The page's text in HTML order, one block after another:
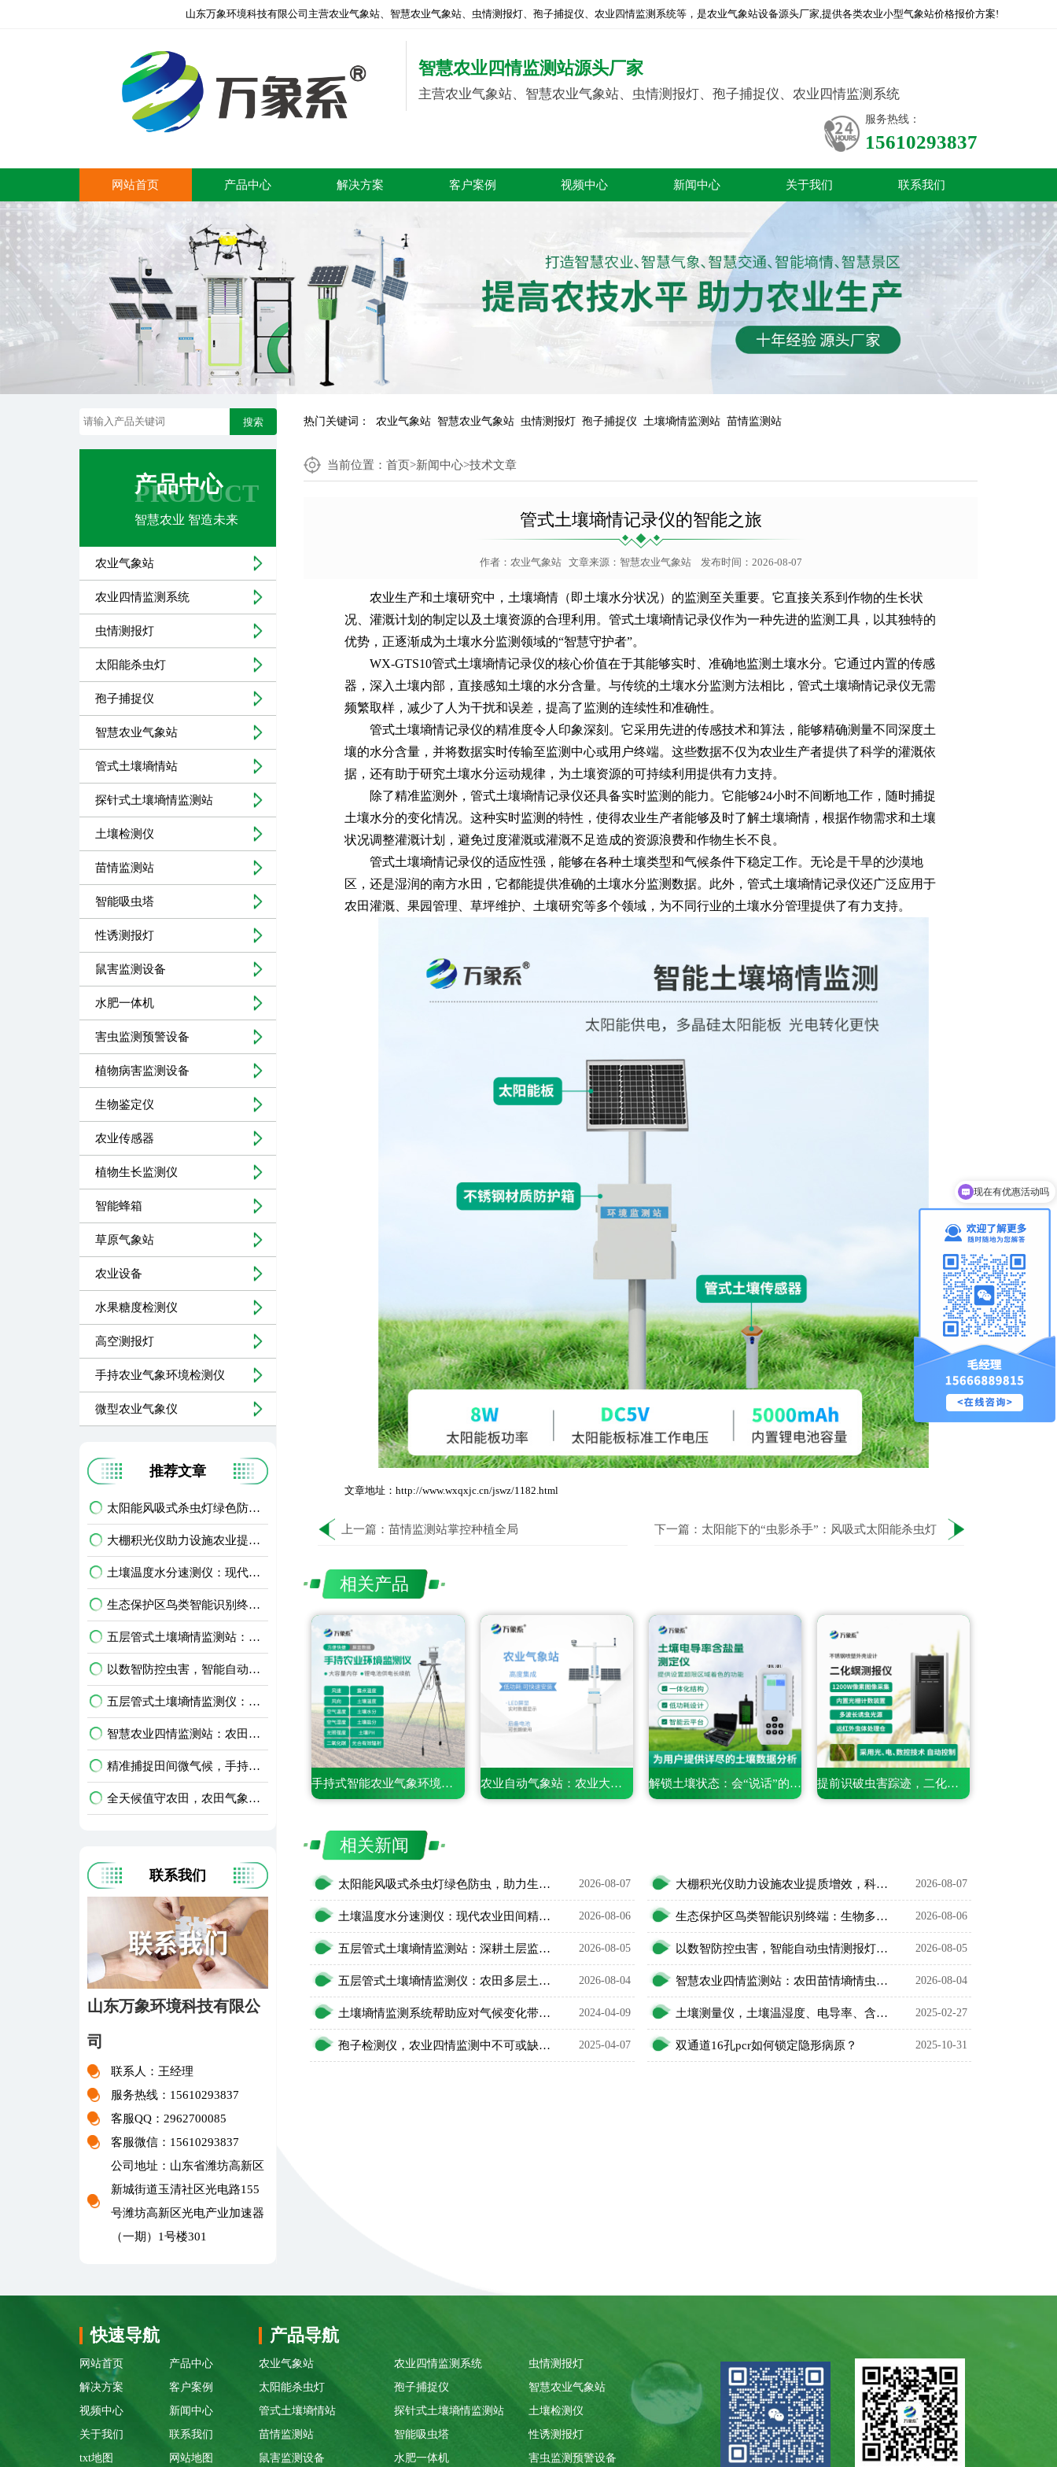
山东万象环境科技有限公司主营农业气象站、智慧农业气象站、虫情测报灯、孢子捕捉仪、农业四情监测系统等，是农业气象站设备源头厂家,提供各类农业小型气象站价格报价方案!
智慧农业四情监测站源头厂家
主营农业气象站、智慧农业气象站、虫情测报灯、孢子捕捉仪、农业四情监测系统
服务热线：
15610293837
网站首页 产品中心 解决方案 客户案例 视频中心 新闻中心 关于我们 联系我们
搜索 热门关键词： 农业气象站 智慧农业气象站 虫情测报灯 孢子捕捉仪 土壤墒情监测站 苗情监测站
产品中心
PRODUCT
智慧农业 智造未来
农业气象站
农业四情监测系统
虫情测报灯
太阳能杀虫灯
孢子捕捉仪
智慧农业气象站
管式土壤墒情站
探针式土壤墒情监测站
土壤检测仪
苗情监测站
智能吸虫塔
性诱测报灯
鼠害监测设备
水肥一体机
害虫监测预警设备
植物病害监测设备
生物鉴定仪
农业传感器
植物生长监测仪
智能蜂箱
草原气象站
农业设备
水果糖度检测仪
高空测报灯
手持农业气象环境检测仪
微型农业气象仪
推荐文章
太阳能风吸式杀虫灯绿色防虫，助力生态农业无公害种植
大棚积光仪助力设施农业提质增效，科学把控作物光照环境
土壤温度水分速测仪：现代农业田间精细化管护智能利器
生态保护区鸟类智能识别终端：生物多样性保护智能监测设备
五层管式土壤墒情监测站：深耕土层监测，看透土壤水情
以数智防控虫害，智能自动虫情测报灯精准预判农林虫情
五层管式土壤墒情监测仪：农田多层土壤水分智能监测设备
智慧农业四情监测站：农田苗情墒情虫情灾情一体化监测设备
精准捕捉田间微气候，手持式农业气象环境检测仪护好庄稼
全天候值守农田，农田气象环境监测站升级智慧农业
联系我们
山东万象环境科技有限公
司
联系人：王经理
服务热线：15610293837
客服QQ：2962700085
客服微信：15610293837
公司地址：山东省潍坊高新区
新城街道玉清社区光电路155
号潍坊高新区光电产业加速器
（一期）1号楼301
当前位置：首页>新闻中心>技术文章
管式土壤墒情记录仪的智能之旅
作者： 农业气象站文章来源： 智慧农业气象站发布时间：2026-08-07
农业生产和土壤研究中，土壤墒情（即土壤水分状况）的监测至关重要。它直接关系到作物的生长状
况、灌溉计划的制定以及土壤资源的合理利用。管式土壤墒情记录仪作为一种先进的监测工具，以其独特的
优势，正逐渐成为土壤水分监测领域的“智慧守护者”。
WX-GTS10管式土壤墒情记录仪的核心价值在于其能够实时、准确地监测土壤水分。它通过内置的传感
器，深入土壤内部，直接感知土壤的水分含量。与传统的土壤水分监测方法相比，管式土壤墒情记录仪无需
频繁取样，减少了人为干扰和误差，提高了监测的连续性和准确性。
管式土壤墒情记录仪的精准度令人印象深刻。它采用先进的传感技术和算法，能够精确测量不同深度土
壤的水分含量，并将数据实时传输至监测中心或用户终端。这些数据不仅为农业生产者提供了科学的灌溉依
据，还有助于研究土壤水分运动规律，为土壤资源的可持续利用提供有力支持。
除了精准监测外， 管式土壤墒情记录仪还具备实时监测的能力。它能够24小时不间断地工作，随时捕捉
土壤水分的变化情况。这种实时监测的特性，使得农业生产者能够及时了解土壤墒情，根据作物需求和土壤
状况调整灌溉计划，避免过度灌溉或灌溉不足造成的资源浪费和作物生长不良。
管式土壤墒情记录仪的适应性强，能够在各种土壤类型和气候条件下稳定工作。无论是干旱的沙漠地
区，还是湿润的南方水田，它都能提供准确的土壤水分监测数据。此外，管式土壤墒情记录仪还广泛应用于
农田灌溉、果园管理、草坪维护、土壤研究等多个领域，为不同行业的土壤水分管理提供了有力支持。
文章地址：http://www.wxqxjc.cn/jswz/1182.html
上一篇： 苗情监测站掌控种植全局 下一篇： 太阳能下的“虫影杀手”：风吸式太阳能杀虫灯
相关产品
手持式智能农业气象环境检测仪——一款携带方便的仪器 农业自动气象站：农业大田里的气象监测专员 解锁土壤状态：会“说话”的电导率含盐量测定仪 提前识破虫害踪迹，二化螟虫害监测系统的精准捕捉之道
相关新闻
太阳能风吸式杀虫灯绿色防虫，助力生态农业无公害种植 2026-08-07 大棚积光仪助力设施农业提质增效，科学把控作物光照环境 2026-08-07
土壤温度水分速测仪：现代农业田间精细化管护智能利器 2026-08-06 生态保护区鸟类智能识别终端：生物多样性保护智能监测设备 2026-08-06
五层管式土壤墒情监测站：深耕土层监测，看透土壤水情 2026-08-05 以数智防控虫害，智能自动虫情测报灯精准预判农林虫情 2026-08-05
五层管式土壤墒情监测仪：农田多层土壤水分智能监测设备 2026-08-04 智慧农业四情监测站：农田苗情墒情虫情灾情一体化监测设备 2026-08-04
土壤墒情监测系统帮助应对气候变化带来的挑战 2024-04-09 土壤测量仪，土壤温湿度、电导率、含盐量、pH五参数尽在掌握！ 2025-02-27
孢子检测仪，农业四情监测中不可或缺的一环 2025-04-07 双通道16孔pcr如何锁定隐形病原？ 2025-10-31
快速导航
网站首页
产品中心
解决方案
客户案例
视频中心
新闻中心
关于我们
联系我们
txt地图
网站地图
产品导航
农业气象站 农业四情监测系统
虫情测报灯
太阳能杀虫灯
孢子捕捉仪
智慧农业气象站
管式土壤墒情站
探针式土壤墒情监测站
土壤检测仪
苗情监测站
智能吸虫塔
性诱测报灯
鼠害监测设备
水肥一体机 害虫监测预警设备
可以介绍下你们的产品么